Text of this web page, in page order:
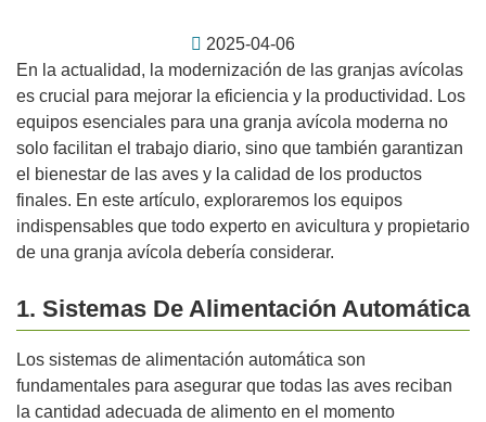
2025-04-06
En la actualidad, la modernización de las granjas avícolas
es crucial para mejorar la eficiencia y la productividad. Los
equipos esenciales para una granja avícola moderna no
solo facilitan el trabajo diario, sino que también garantizan
el bienestar de las aves y la calidad de los productos
finales. En este artículo, exploraremos los equipos
indispensables que todo experto en avicultura y propietario
de una granja avícola debería considerar.
1. Sistemas De Alimentación Automática
Los sistemas de alimentación automática son
fundamentales para asegurar que todas las aves reciban
la cantidad adecuada de alimento en el momento